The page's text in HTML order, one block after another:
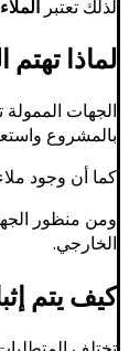
لذلك تعتبر
لماذا تهتم
الجهات
بالمشروع
كما أن وجود
ومن منظور
الخارجي.
كيف يتم